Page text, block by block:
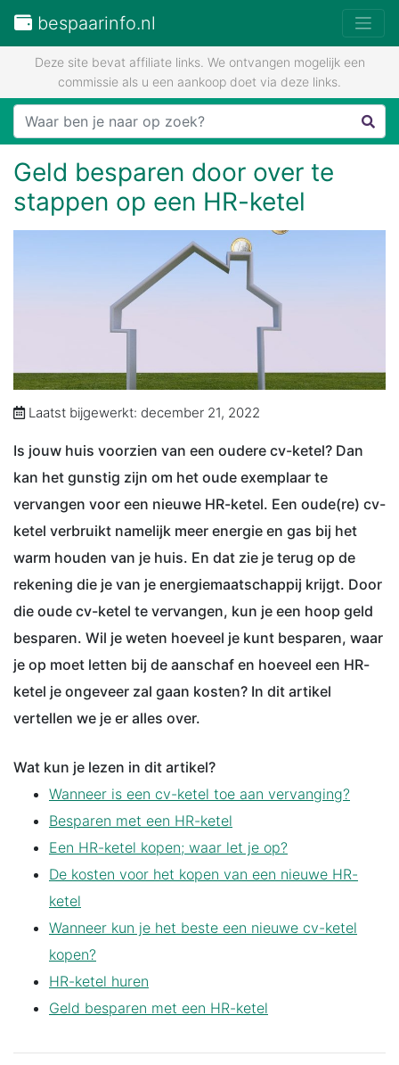
bespaarinfo.nl
Deze site bevat affiliate links. We ontvangen mogelijk een
commissie als u een aankoop doet via deze links.
Geld besparen door over te
stappen op een HR-ketel
Laatst bijgewerkt: december 21, 2022
Is jouw huis voorzien van een oudere cv-ketel? Dan
kan het gunstig zijn om het oude exemplaar te
vervangen voor een nieuwe HR-ketel. Een oude(re) cv-
ketel verbruikt namelijk meer energie en gas bij het
warm houden van je huis. En dat zie je terug op de
rekening die je van je energiemaatschappij krijgt. Door
die oude cv-ketel te vervangen, kun je een hoop geld
besparen. Wil je weten hoeveel je kunt besparen, waar
je op moet letten bij de aanschaf en hoeveel een HR-
ketel je ongeveer zal gaan kosten? In dit artikel
vertellen we je er alles over.
Wat kun je lezen in dit artikel?
Wanneer is een cv-ketel toe aan vervanging?
Besparen met een HR-ketel
Een HR-ketel kopen; waar let je op?
De kosten voor het kopen van een nieuwe HR-
ketel
Wanneer kun je het beste een nieuwe cv-ketel
kopen?
HR-ketel huren
Geld besparen met een HR-ketel